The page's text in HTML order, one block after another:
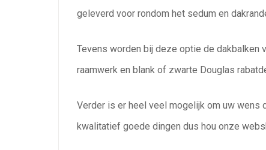
geleverd voor rondom het sedum en
Tevens worden bij deze optie de dakbalken
raamwerk en blank of zwarte Douglas
Verder is er heel veel mogelijk om uw wens
kwalitatief goede dingen dus hou onze